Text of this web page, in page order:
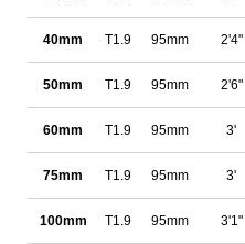
40mm T1.9 95mm 2'4"
50mm T1.9 95mm 2'6"
60mm T1.9 95mm 3'
75mm T1.9 95mm 3'
100mm T1.9 95mm 3'1"